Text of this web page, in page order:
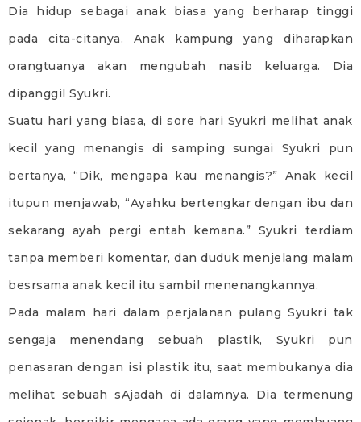
Dia hidup sebagai anak biasa yang berharap tinggi
pada cita-citanya. Anak kampung yang diharapkan
orangtuanya akan mengubah nasib keluarga. Dia
dipanggil Syukri.
Suatu hari yang biasa, di sore hari Syukri melihat anak
kecil yang menangis di samping sungai Syukri pun
bertanya, “Dik, mengapa kau menangis?” Anak kecil
itupun menjawab, “Ayahku bertengkar dengan ibu dan
sekarang ayah pergi entah kemana.” Syukri terdiam
tanpa memberi komentar, dan duduk menjelang malam
besrsama anak kecil itu sambil menenangkannya.
Pada malam hari dalam perjalanan pulang Syukri tak
sengaja menendang sebuah plastik, Syukri pun
penasaran dengan isi plastik itu, saat membukanya dia
melihat sebuah sAjadah di dalamnya. Dia termenung